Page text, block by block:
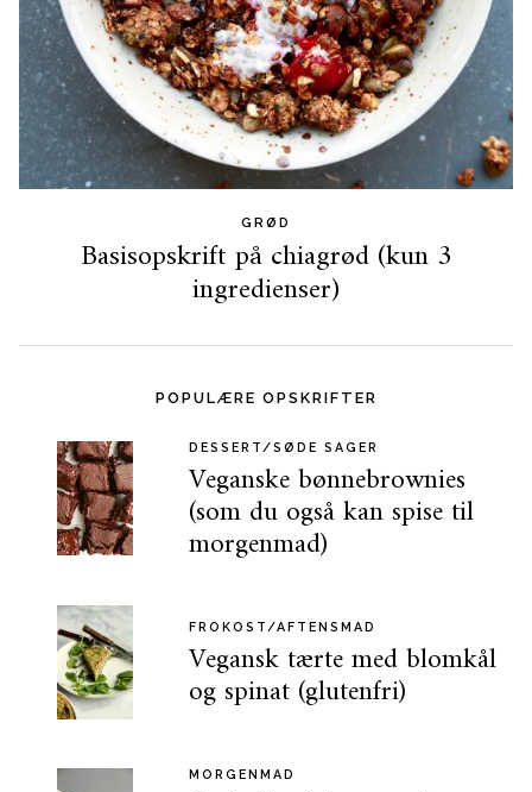
GRØD
Basisopskrift på chiagrød (kun 3
ingredienser)
POPULÆRE OPSKRIFTER
DESSERT/SØDE SAGER
Veganske bønnebrownies
(som du også kan spise til
morgenmad)
FROKOST/AFTENSMAD
Vegansk tærte med blomkål
og spinat (glutenfri)
MORGENMAD